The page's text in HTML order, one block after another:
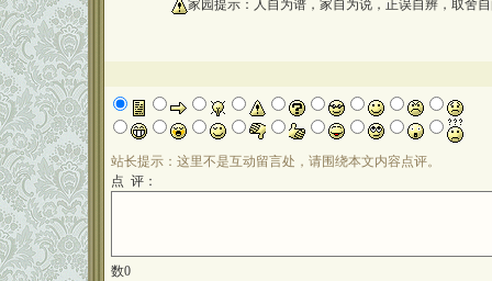
家园提示：人自为谱，家自为说，正误自辨，取舍
站长提示：这里不是互动留言处，请围绕本文内容点评。
点 评：
数0